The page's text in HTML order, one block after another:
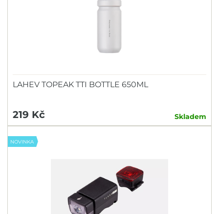
LAHEV TOPEAK TTI BOTTLE 650ML
219 Kč Skladem
NOVINKA